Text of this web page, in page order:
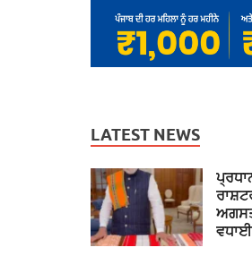
LATEST NEWS
ਵਧਾਈ